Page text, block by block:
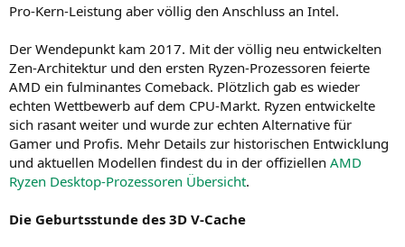
Pro-Kern-Leistung aber völlig den Anschluss an Intel.
Der Wendepunkt kam 2017. Mit der völlig neu entwickelten
Zen-Architektur und den ersten Ryzen-Prozessoren feierte
AMD ein fulminantes Comeback. Plötzlich gab es wieder
echten Wettbewerb auf dem CPU-Markt. Ryzen entwickelte
sich rasant weiter und wurde zur echten Alternative für
Gamer und Profis. Mehr Details zur historischen Entwicklung
und aktuellen Modellen findest du in der offiziellen AMD
Ryzen Desktop-Prozessoren Übersicht.
Die Geburtsstunde des 3D V-Cache